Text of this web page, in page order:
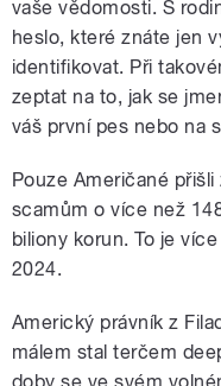
vaše vědomosti. S
heslo, které znáte jen
identifikovat. Při
zeptat na to, jak se
váš první pes nebo na
Pouze Američané
scamům o více než
biliony korun. To je
2024.
Americký právník z
málem stal terčem
doby se ve svém